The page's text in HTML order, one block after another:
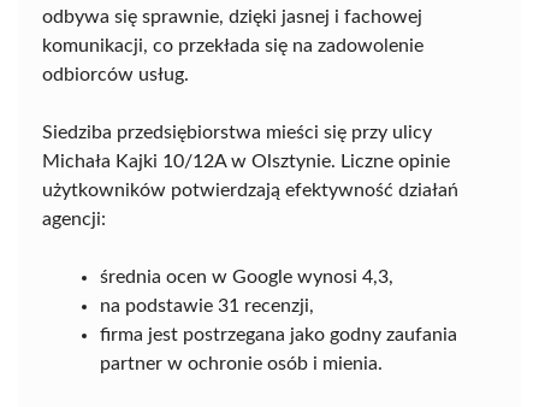
odbywa się sprawnie, dzięki jasnej i fachowej
komunikacji, co przekłada się na zadowolenie
odbiorców usług.
Siedziba przedsiębiorstwa mieści się przy ulicy
Michała Kajki 10/12A w Olsztynie. Liczne opinie
użytkowników potwierdzają efektywność działań
agencji:
średnia ocen w Google wynosi 4,3,
na podstawie 31 recenzji,
firma jest postrzegana jako godny zaufania
partner w ochronie osób i mienia.